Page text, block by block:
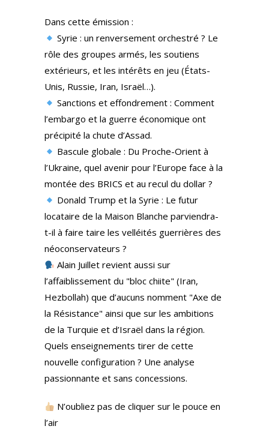
Dans cette émission :
Syrie : un renversement orchestré ? Le
rôle des groupes armés, les soutiens
extérieurs, et les intérêts en jeu (États-
Unis, Russie, Iran, Israël…).
Sanctions et effondrement : Comment
l’embargo et la guerre économique ont
précipité la chute d’Assad.
Bascule globale : Du Proche-Orient à
l’Ukraine, quel avenir pour l’Europe face à la
montée des BRICS et au recul du dollar ?
Donald Trump et la Syrie : Le futur
locataire de la Maison Blanche parviendra-
t-il à faire taire les velléités guerrières des
néoconservateurs ?
Alain Juillet revient aussi sur
l’affaiblissement du "bloc chiite" (Iran,
Hezbollah) que d’aucuns nomment "Axe de
la Résistance" ainsi que sur les ambitions
de la Turquie et d’Israël dans la région.
Quels enseignements tirer de cette
nouvelle configuration ? Une analyse
passionnante et sans concessions.
N’oubliez pas de cliquer sur le pouce en
l’air